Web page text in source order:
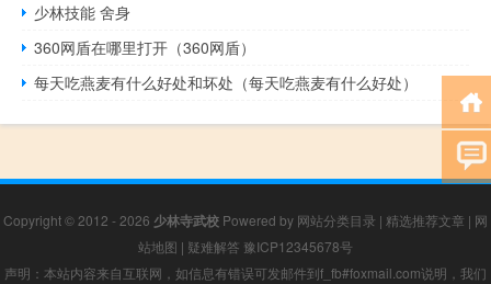
少林技能 舍身
360网盾在哪里打开（360网盾）
每天吃燕麦有什么好处和坏处（每天吃燕麦有什么好处）
Copyright © 2012 - 2026 少林寺武校 Powered by 网站分类目录 | 精选推荐文章 | 网
站地图 | 疑难解答 豫ICP12345678号
声明：本站内容来自互联网，如信息有错误可发邮件到f_fb#foxmail.com说明，我们